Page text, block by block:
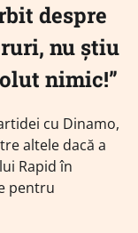
despre
nu știu
nimic!”
cu Dinamo,
altele dacă a
Rapid în
pentru